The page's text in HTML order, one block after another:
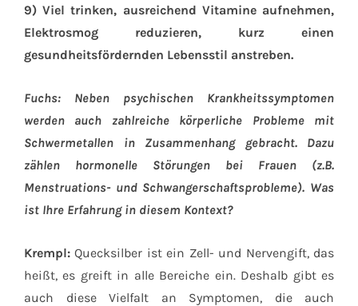
9) Viel trinken, ausreichend Vitamine aufnehmen,
Elektrosmog reduzieren, kurz einen
gesundheitsfördernden Lebensstil anstreben.
Fuchs: Neben psychischen Krankheitssymptomen
werden auch zahlreiche körperliche Probleme mit
Schwermetallen in Zusammenhang gebracht. Dazu
zählen hormonelle Störungen bei Frauen (z.B.
Menstruations- und Schwangerschaftsprobleme). Was
ist Ihre Erfahrung in diesem Kontext?
Krempl: Quecksilber ist ein Zell- und Nervengift, das
heißt, es greift in alle Bereiche ein. Deshalb gibt es
auch diese Vielfalt an Symptomen, die auch